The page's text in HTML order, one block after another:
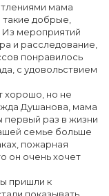
мама
добрые,
Из мероприятий
и расследование,
понравилось
с удовольствием
хорошо, но не
Душанова, мама
раз в жизни
семье больше
пожарная
он очень хочет
пришли к